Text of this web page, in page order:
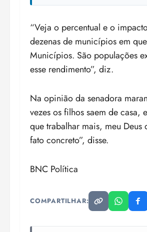
“Veja o percentual e o
dezenas de municípios em
Municípios. São populações
esse rendimento”, diz.
Na opinião da senadora
vezes os filhos saem de
que trabalhar mais, meu
fato concreto”, disse.
BNC Política
COMPARTILHAR: